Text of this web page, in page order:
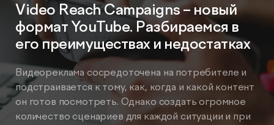
Video Reach Campaigns – новый
формат YouTube. Разбираемся в
его преимуществах и недостатках
Видеореклама сосредоточена на потребителе и
подстраивается к тому, как, когда и какой контент
он готов посмотреть. Однако создать огромное
количество сценариев для каждой ситуации и при